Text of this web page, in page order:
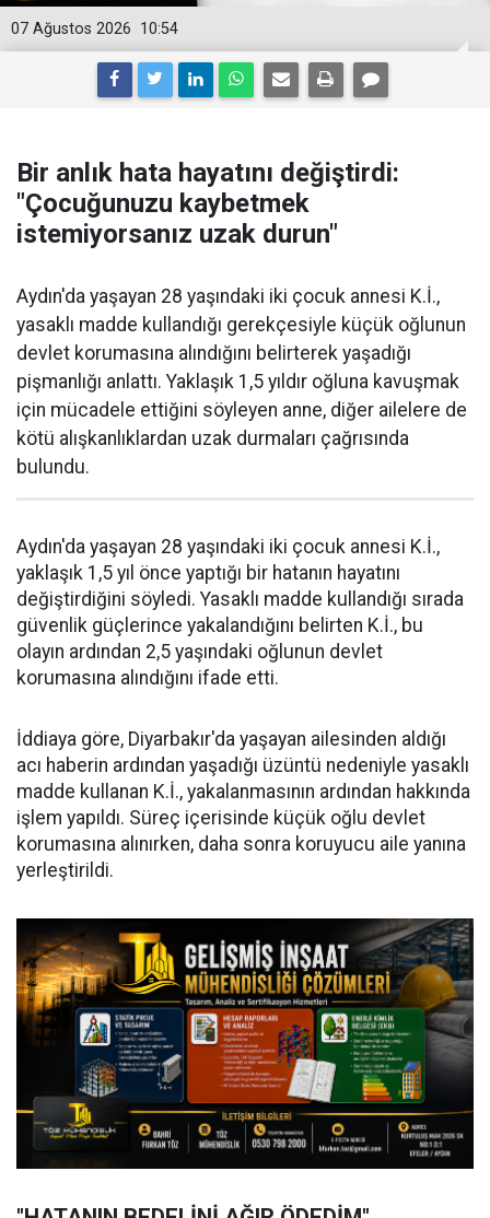
10:54
07 Ağustos 2026
Bir anlık hata hayatını değiştirdi:
"Çocuğunuzu kaybetmek
istemiyorsanız uzak durun"
Aydın'da yaşayan 28 yaşındaki iki çocuk annesi K.İ.,
yasaklı madde kullandığı gerekçesiyle küçük oğlunun
devlet korumasına alındığını belirterek yaşadığı
pişmanlığı anlattı. Yaklaşık 1,5 yıldır oğluna kavuşmak
için mücadele ettiğini söyleyen anne, diğer ailelere de
kötü alışkanlıklardan uzak durmaları çağrısında
bulundu.
Aydın'da yaşayan 28 yaşındaki iki çocuk annesi K.İ.,
yaklaşık 1,5 yıl önce yaptığı bir hatanın hayatını
değiştirdiğini söyledi. Yasaklı madde kullandığı sırada
güvenlik güçlerince yakalandığını belirten K.İ., bu
olayın ardından 2,5 yaşındaki oğlunun devlet
korumasına alındığını ifade etti.
İddiaya göre, Diyarbakır'da yaşayan ailesinden aldığı
acı haberin ardından yaşadığı üzüntü nedeniyle yasaklı
madde kullanan K.İ., yakalanmasının ardından hakkında
işlem yapıldı. Süreç içerisinde küçük oğlu devlet
korumasına alınırken, daha sonra koruyucu aile yanına
yerleştirildi.